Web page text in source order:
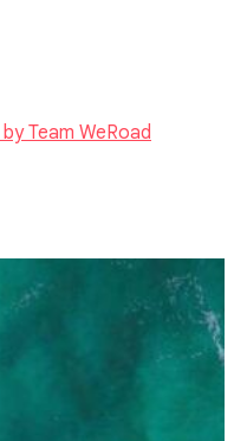
byTeam WeRoad